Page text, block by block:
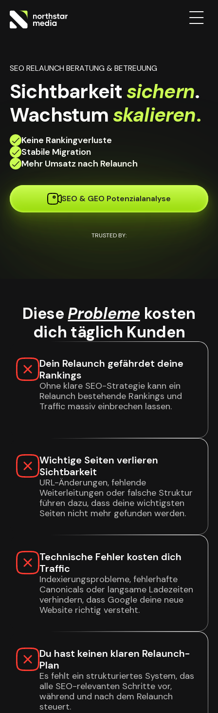
SEO RELAUNCH BERATUNG & BETREUUNG
Sichtbarkeit sichern.
Wachstum skalieren.
Keine Rankingverluste
Stabile Migration
Mehr Umsatz nach Relaunch
SEO & GEO Potenzialanalyse
TRUSTED BY:
DieseProbleme kosten
dich täglich Kunden
Dein Relaunch gefährdet deine
Rankings
Ohne klare SEO-Strategie kann ein
Relaunch bestehende Rankings und
Traffic massiv einbrechen lassen.
Wichtige Seiten verlieren
Sichtbarkeit
URL-Änderungen, fehlende
Weiterleitungen oder falsche Struktur
führen dazu, dass deine wichtigsten
Seiten nicht mehr gefunden werden.
Technische Fehler kosten dich
Traffic
Indexierungsprobleme, fehlerhafte
Canonicals oder langsame Ladezeiten
verhindern, dass Google deine neue
Website richtig versteht.
Du hast keinen klaren Relaunch-
Plan
Es fehlt ein strukturiertes System, das
alle SEO-relevanten Schritte vor,
während und nach dem Relaunch
steuert.